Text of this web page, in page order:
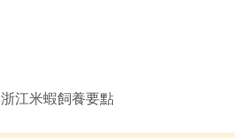
浙江米蝦飼養要點